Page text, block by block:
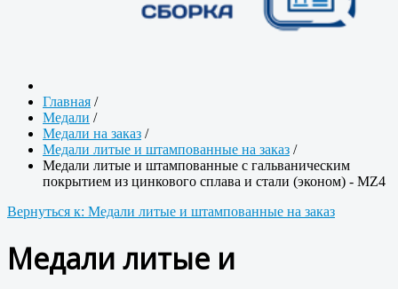
Главная /
Медали /
Медали на заказ /
Медали литые и штампованные на заказ /
Медали литые и штампованные с гальваническим
покрытием из цинкового сплава и стали (эконом) - MZ4
Вернуться к: Медали литые и штампованные на заказ
Медали литые и